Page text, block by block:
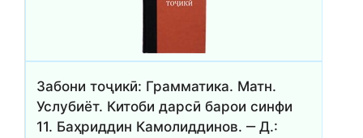
Забони тоҷикӣ: Грамматика. Матн.
Услубиёт. Китоби дарсӣ барои синфи
11. Баҳриддин Камолиддинов. ‒ Д.: